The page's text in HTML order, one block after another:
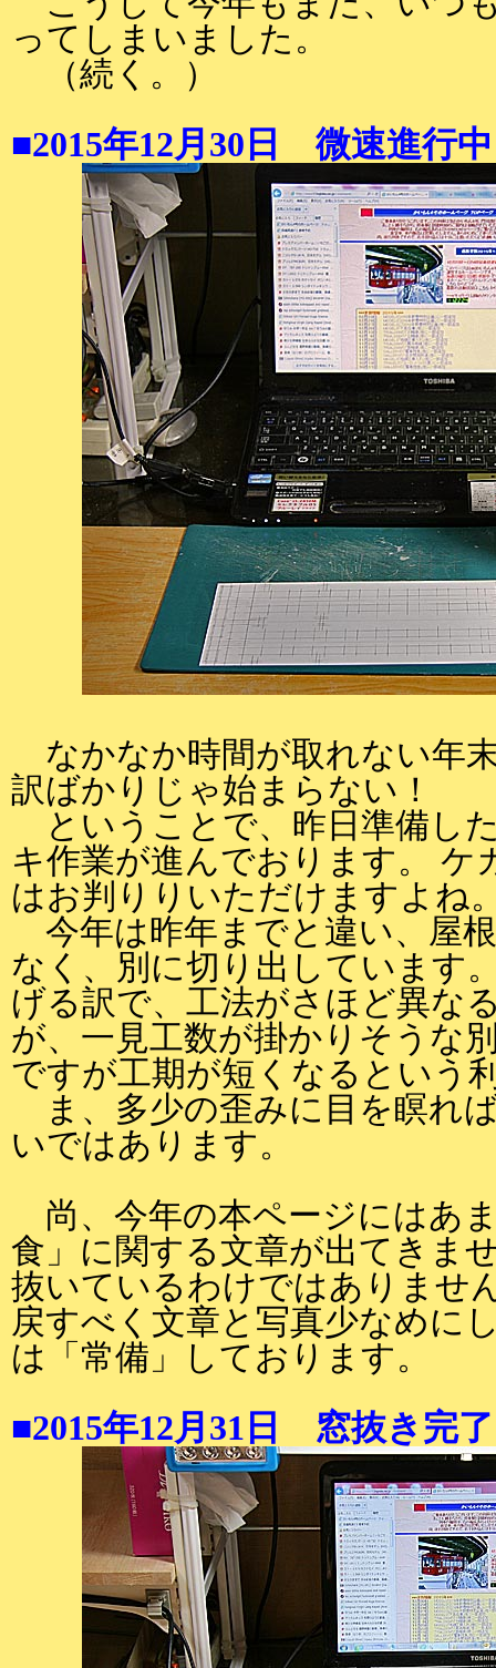
ってしまいました。
（続く。）
■2015年12月30日 微速進行
なかなか時間が取れない年
訳ばかりじゃ始まらない！
ということで、昨日準備し
キ作業が進んでおります。 ケ
はお判りりいただけますよね
今年は昨年までと違い、屋
なく、別に切り出しています
げる訳で、工法がさほど異な
が、一見工数が掛かりそうな
ですが工期が短くなるという
ま、多少の歪みに目を瞑れ
いではあります。
尚、今年の本ページにはあ
食」に関する文章が出てきま
抜いているわけではありませ
戻すべく文章と写真少なめに
は「常備」しております。
■2015年12月31日 窓抜き完